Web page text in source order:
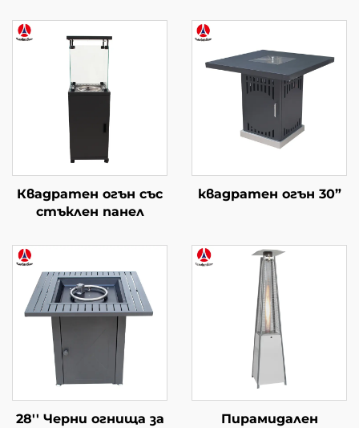
Квадратен огън със
стъклен панел
квадратен огън 30”
28'' Черни огнища за
Пирамидален